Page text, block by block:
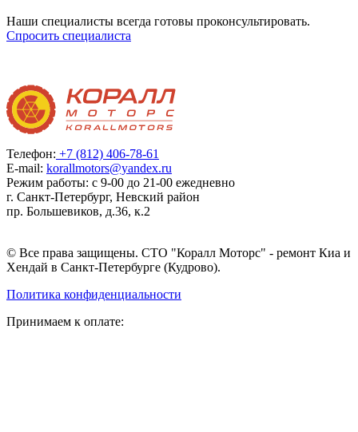
Наши специалисты всегда готовы проконсультировать.
Спросить специалиста
Телефон: +7 (812) 406-78-61
E-mail: korallmotors@yandex.ru
Режим работы: с 9-00 до 21-00 ежедневно
г. Санкт-Петербург, Невский район
пр. Большевиков, д.36, к.2
© Все права защищены. СТО "Коралл Моторс" - ремонт Киа и
Хендай в Санкт-Петербурге (Кудрово).
Политика конфиденциальности
Принимаем к оплате: